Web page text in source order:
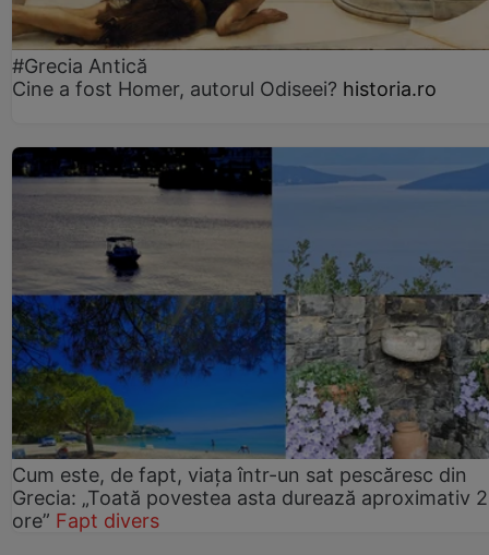
#Grecia Antică
Cine a fost Homer, autorul Odiseei? historia.ro
Cum este, de fapt, viața într-un sat pescăresc din
Grecia: „Toată povestea asta durează aproximativ
ore” Fapt divers